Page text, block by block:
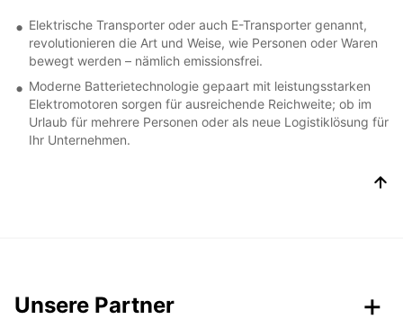
Elektrische Transporter oder auch E-Transporter genannt,
revolutionieren die Art und Weise, wie Personen oder Waren
bewegt werden – nämlich emissionsfrei.
Moderne Batterietechnologie gepaart mit leistungsstarken
Elektromotoren sorgen für ausreichende Reichweite; ob im
Urlaub für mehrere Personen oder als neue Logistiklösung für
Ihr Unternehmen.
Unsere Partner